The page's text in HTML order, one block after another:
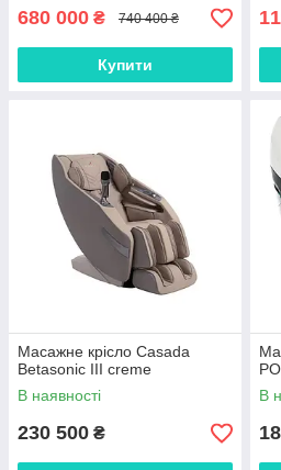
680 000 ₴ 740 400 ₴
Купити
Масажне крісло Casada
Betasonic III creme
В наявності
230 500 ₴
В